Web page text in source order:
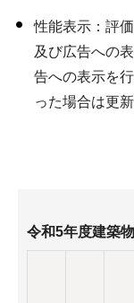
性能表示：評
及び広告への
告への表示を
った場合は更
令和5年度建築